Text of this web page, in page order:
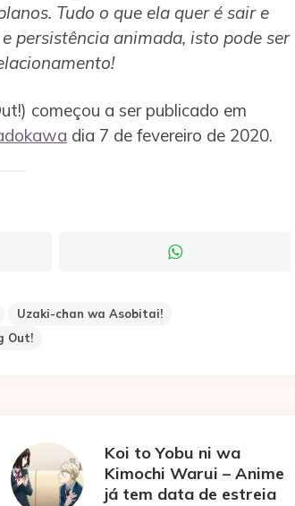
Tudo o que ela quer é sair e
persistência animada, isto pode ser
começou a ser publicado em
dia 7 de fevereiro de 2020.
Uzaki-chan wa Asobitai!
Out!
Koi to Yobu ni wa
Kimochi Warui – Anime
já tem data de estreia